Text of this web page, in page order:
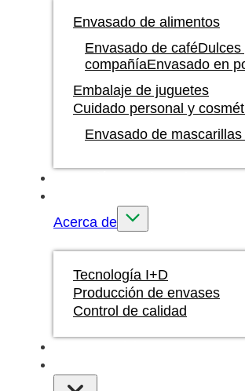
Envasado de alimentos
Envasado de café
compañíaEnvasado en
Embalaje de juguetes
Cuidado personal y
Envasado de
Acerca de
Tecnología I+D
Producción de envases
Control de calidad